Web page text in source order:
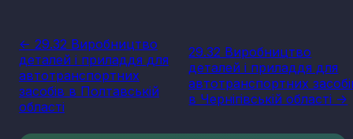
<- 29.32 Виробництво
деталей і приладдя для
автотранспортних
засобів в Полтавській
області
29.32 Виробництво
деталей і приладдя для
автотранспортних
в Чернігівській області ->